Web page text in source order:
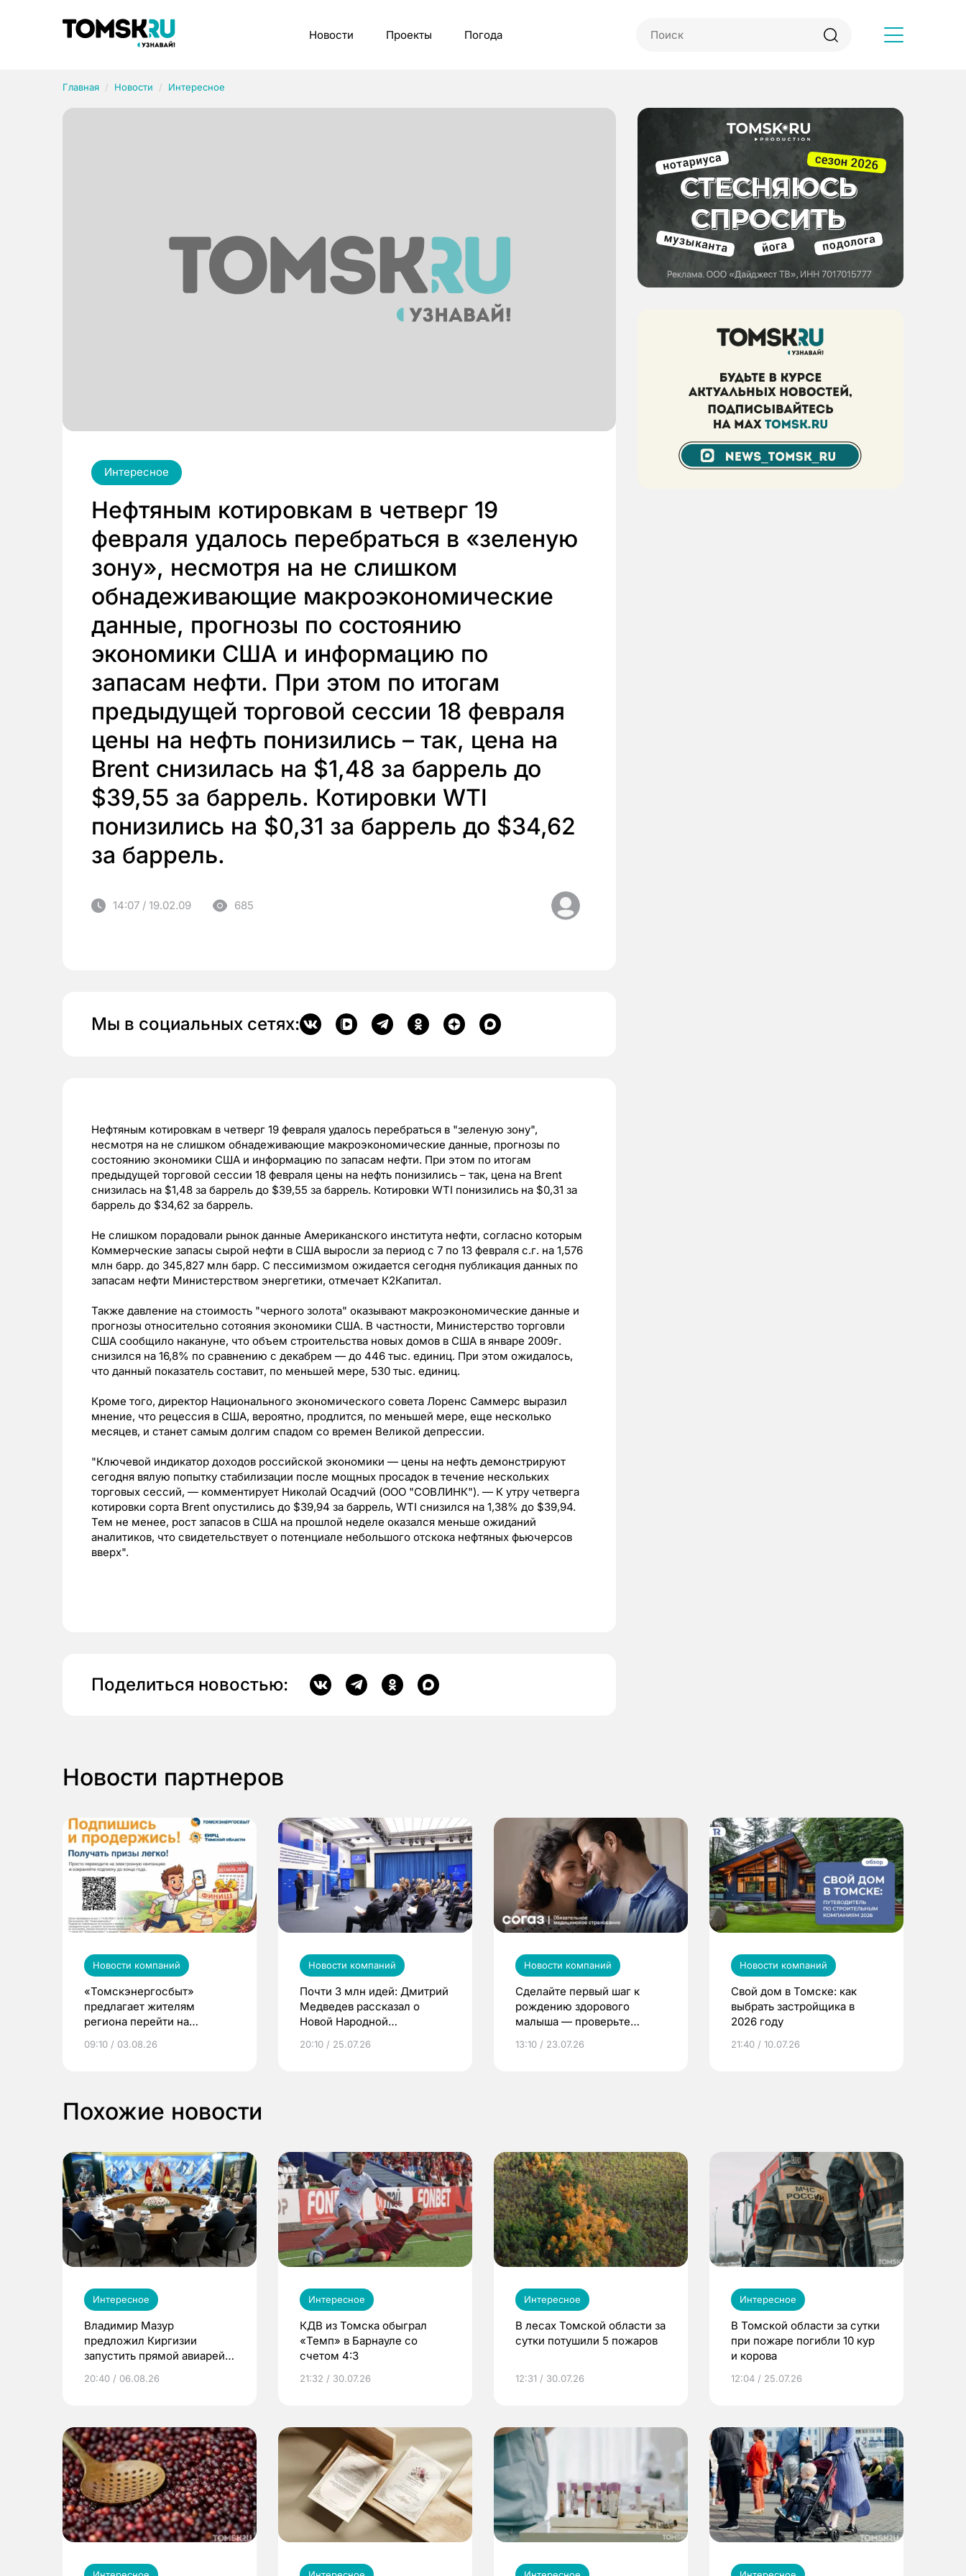
Новости Проекты Погода
Главная Новости Интересное
Интересное
Нефтяным котировкам в четверг 19
февраля удалось перебраться в «зеленую
зону», несмотря на не слишком
обнадеживающие макроэкономические
данные, прогнозы по состоянию
экономики США и информацию по
запасам нефти. При этом по итогам
предыдущей торговой сессии 18 февраля
цены на нефть понизились – так, цена на
Brent снизилась на $1,48 за баррель до
$39,55 за баррель. Котировки WTI
понизились на $0,31 за баррель до $34,62
за баррель.
14:07 / 19.02.09 685
Мы в социальных сетях:
Нефтяным котировкам в четверг 19 февраля удалось перебраться в "зеленую зону",
несмотря на не слишком обнадеживающие макроэкономические данные, прогнозы по
состоянию экономики США и информацию по запасам нефти. При этом по итогам
предыдущей торговой сессии 18 февраля цены на нефть понизились – так, цена на Brent
снизилась на $1,48 за баррель до $39,55 за баррель. Котировки WTI понизились на $0,31 за
баррель до $34,62 за баррель.
Не слишком порадовали рынок данные Американского института нефти, согласно которым
Коммерческие запасы сырой нефти в США выросли за период с 7 по 13 февраля с.г. на 1,576
млн барр. до 345,827 млн барр. С пессимизмом ожидается сегодня публикация данных по
запасам нефти Министерством энергетики, отмечает К2Капитал.
Также давление на стоимость "черного золота" оказывают макроэкономические данные и
прогнозы относительно сотояния экономики США. В частности, Министерство торговли
США сообщило накануне, что объем строительства новых домов в США в январе 2009г.
снизился на 16,8% по сравнению с декабрем — до 446 тыс. единиц. При этом ожидалось,
что данный показатель составит, по меньшей мере, 530 тыс. единиц.
Кроме того, директор Национального экономического совета Лоренс Саммерс выразил
мнение, что рецессия в США, вероятно, продлится, по меньшей мере, еще несколько
месяцев, и станет самым долгим спадом со времен Великой депрессии.
"Ключевой индикатор доходов российской экономики — цены на нефть демонстрируют
сегодня вялую попытку стабилизации после мощных просадок в течение нескольких
торговых сессий, — комментирует Николай Осадчий (ООО "СОВЛИНК"). — К утру четверга
котировки сорта Brent опустились до $39,94 за баррель, WTI снизился на 1,38% до $39,94.
Тем не менее, рост запасов в США на прошлой неделе оказался меньше ожиданий
аналитиков, что свидетельствует о потенциале небольшого отскока нефтяных фьючерсов
вверх".
Поделиться новостью:
Новости партнеров
Новости компаний
«Томскэнергосбыт»
предлагает жителям
региона перейти на
выиграть призы
09:10 / 03.08.26
Новости компаний
Почти 3 млн идей: Дмитрий
Медведев рассказал о
Новой Народной
20:10 / 25.07.26
Новости компаний
Сделайте первый шаг к
рождению здорового
малыша — проверьте
по ОМС!
13:10 / 23.07.26
Новости компаний
Свой дом в Томске: как
выбрать застройщика в
2026 году
21:40 / 10.07.26
Похожие новости
Интересное
Владимир Мазур
предложил Киргизии
запустить прямой авиарейс
20:40 / 06.08.26
Интересное
КДВ из Томска обыграл
«Темп» в Барнауле со
счетом 4:3
21:32 / 30.07.26
Интересное
В лесах Томской области за
сутки потушили 5 пожаров
12:31 / 30.07.26
Интересное
В Томской области за сутки
при пожаре погибли 10 кур
и корова
12:04 / 25.07.26
Рубрики